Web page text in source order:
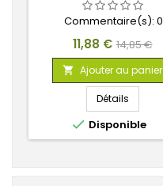
Commentaire(s): 0
Prix
11,88 € Prix
de
base
14,85 €
 Ajouter au panier
Détails
 Disponible